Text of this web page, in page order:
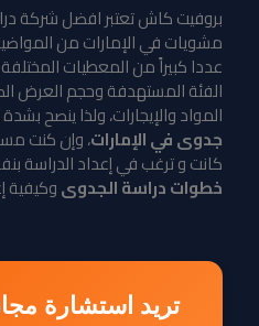
بروفيت كاش تعتبر افضل
مشويات في الإمارات من
عددا كبيراً من المعطيات
الفئة المستهدفة وحجم العرض
المواد والإيجارات، ولذا ينصح
جدوى في الإمارات، وإن كنت
كانت و ترغب في إعداد الدراسة
خطوات دراسة الجدوىوكيفية
تريد استشارة